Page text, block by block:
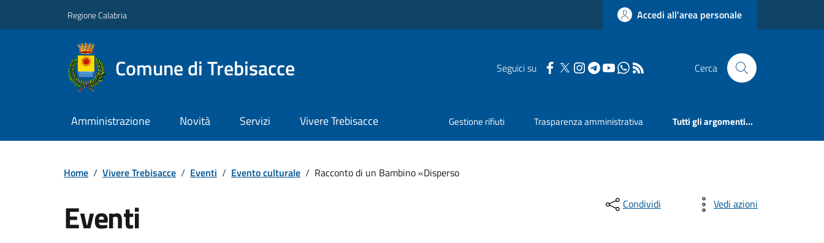
Regione Calabria Accedi all'area personale
Comune di Trebisacce Seguici su Cerca
Amministrazione Novità Servizi Vivere Trebisacce Gestione rifiuti Trasparenza amministrativa Tutti gli argomenti...
Home / Vivere Trebisacce / Eventi / Evento culturale / Racconto di un Bambino «Disperso
Eventi Condividi Vedi azioni